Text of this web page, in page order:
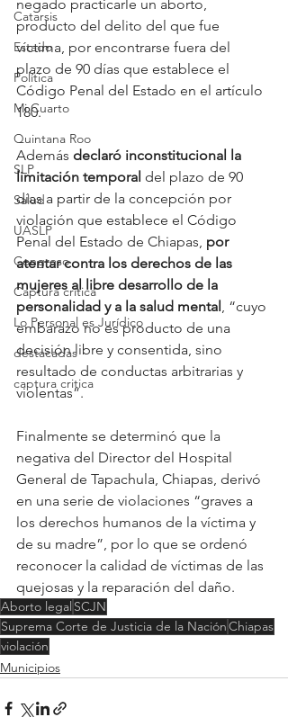
Catarsis
Estado
Política
Mi Cuarto
Quintana Roo
SLP
Salud
UASLP
Congreso
Captura critica
Lo Personal es Jurídico
destacadas
captura critica
negado practicarle un aborto,
producto del delito del que fue
víctima, por encontrarse fuera del
plazo de 90 días que establece el
Código Penal del Estado en el artículo
180.
Además declaró inconstitucional la
limitación temporal del plazo de 90
días a partir de la concepción por
violación que establece el Código
Penal del Estado de Chiapas, por
atentar contra los derechos de las
mujeres al libre desarrollo de la
personalidad y a la salud mental, “cuyo
embarazo no es producto de una
decisión libre y consentida, sino
resultado de conductas arbitrarias y
violentas”.
Finalmente se determinó que la
negativa del Director del Hospital
General de Tapachula, Chiapas, derivó
en una serie de violaciones “graves a
los derechos humanos de la víctima y
de su madre”, por lo que se ordenó
reconocer la calidad de víctimas de las
quejosas y la reparación del daño.
Aborto legal SCJN
Suprema Corte de Justicia de la NaciónChiapas
violación
Municipios